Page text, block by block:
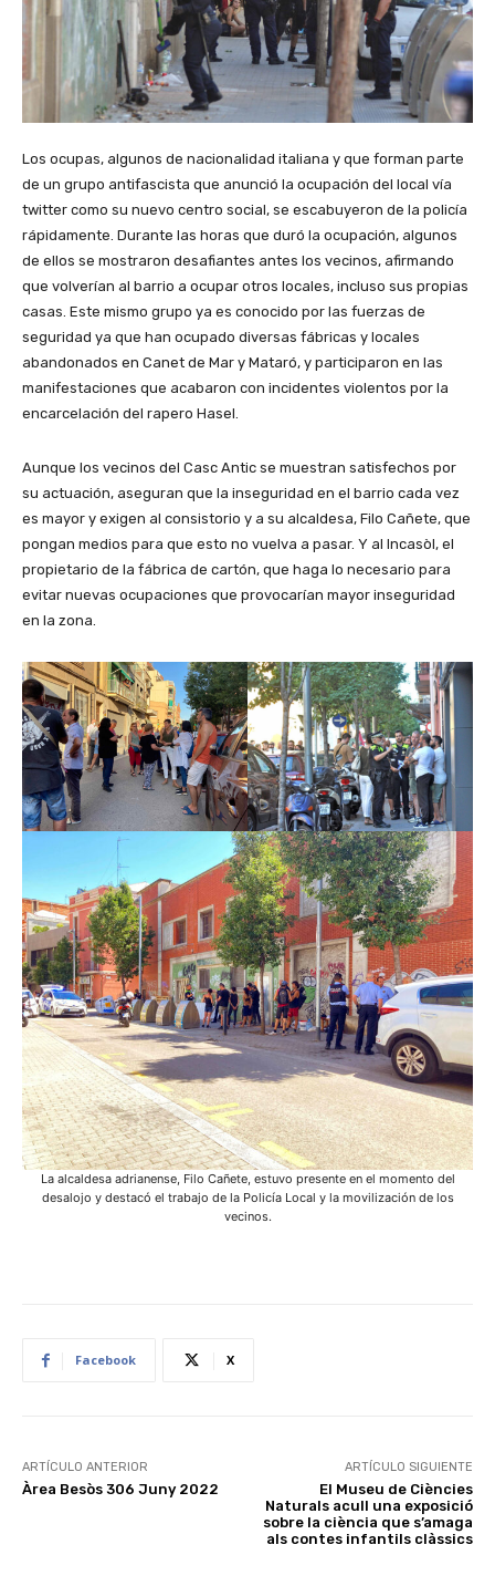
Los ocupas, algunos de nacionalidad italiana y que forman parte
de un grupo antifascista que anunció la ocupación del local vía
twitter como su nuevo centro social, se escabuyeron de la policía
rápidamente. Durante las horas que duró la ocupación, algunos
de ellos se mostraron desafiantes antes los vecinos, afirmando
que volverían al barrio a ocupar otros locales, incluso sus propias
casas. Este mismo grupo ya es conocido por las fuerzas de
seguridad ya que han ocupado diversas fábricas y locales
abandonados en Canet de Mar y Mataró, y participaron en las
manifestaciones que acabaron con incidentes violentos por la
encarcelación del rapero Hasel.
Aunque los vecinos del Casc Antic se muestran satisfechos por
su actuación, aseguran que la inseguridad en el barrio cada vez
es mayor y exigen al consistorio y a su alcaldesa, Filo Cañete, que
pongan medios para que esto no vuelva a pasar. Y al Incasòl, el
propietario de la fábrica de cartón, que haga lo necesario para
evitar nuevas ocupaciones que provocarían mayor inseguridad
en la zona.
La alcaldesa adrianense, Filo Cañete, estuvo presente en el momento del
desalojo y destacó el trabajo de la Policía Local y la movilización de los
vecinos.
Facebook X
ARTÍCULO ANTERIOR
Àrea Besòs 306 Juny 2022
ARTÍCULO SIGUIENTE
El Museu de Ciències
Naturals acull una exposició
sobre la ciència que s’amaga
als contes infantils clàssics